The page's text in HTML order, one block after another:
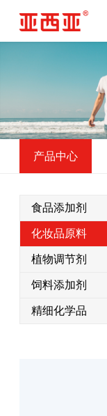
产品中心
食品添加剂
化妆品原料
植物调节剂
饲料添加剂
精细化学品